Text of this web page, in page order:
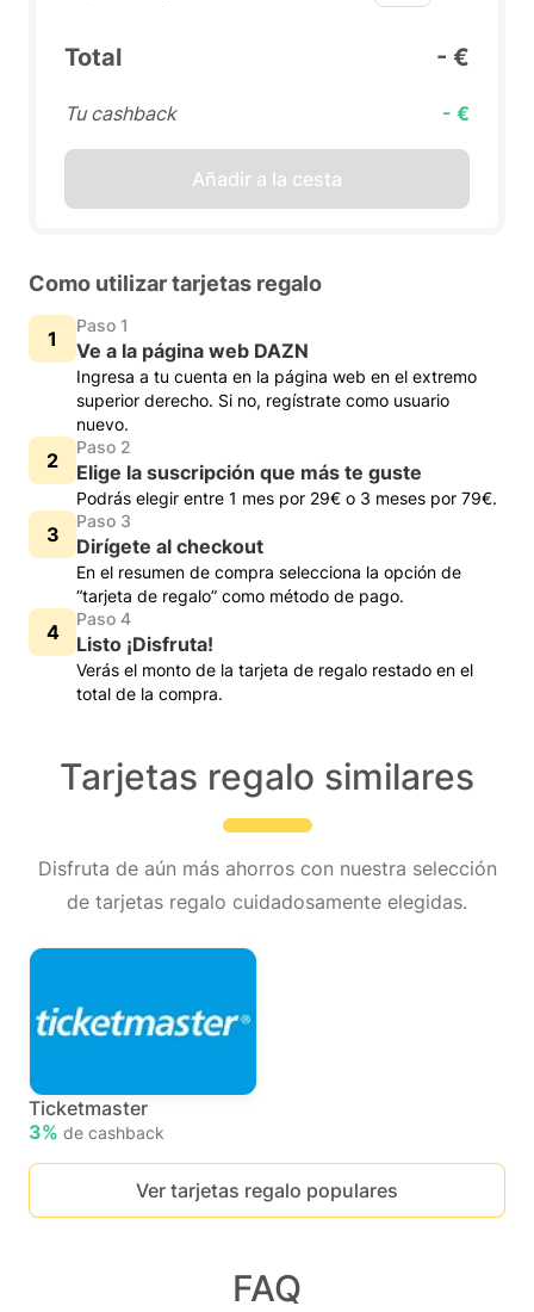
Total - €
Tu cashback - €
Añadir a la cesta
Como utilizar tarjetas regalo
Paso 1
Ve a la página web DAZN
Ingresa a tu cuenta en la página web en el extremo
superior derecho. Si no, regístrate como usuario
nuevo.
Paso 2
Elige la suscripción que más te guste
Podrás elegir entre 1 mes por 29€ o 3 meses por 79€.
Paso 3
Dirígete al checkout
En el resumen de compra selecciona la opción de
“tarjeta de regalo” como método de pago.
Paso 4
Listo ¡Disfruta!
Verás el monto de la tarjeta de regalo restado en el
total de la compra.
Tarjetas regalo similares
Disfruta de aún más ahorros con nuestra selección
de tarjetas regalo cuidadosamente elegidas.
Ticketmaster
3% de cashback
Ver tarjetas regalo populares
FAQ